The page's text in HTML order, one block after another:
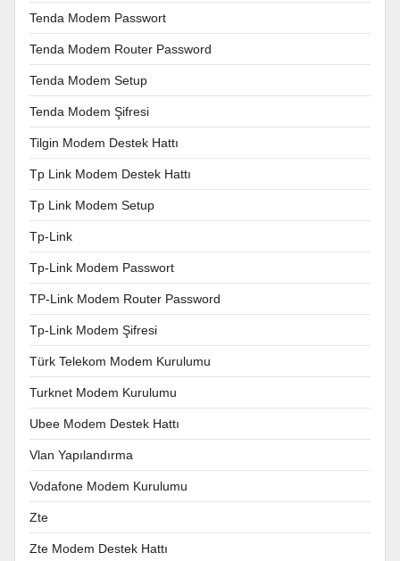
Tenda Modem Passwort
Tenda Modem Router Password
Tenda Modem Setup
Tenda Modem Şifresi
Tilgin Modem Destek Hattı
Tp Link Modem Destek Hattı
Tp Link Modem Setup
Tp-Link
Tp-Link Modem Passwort
TP-Link Modem Router Password
Tp-Link Modem Şifresi
Türk Telekom Modem Kurulumu
Turknet Modem Kurulumu
Ubee Modem Destek Hattı
Vlan Yapılandırma
Vodafone Modem Kurulumu
Zte
Zte Modem Destek Hattı